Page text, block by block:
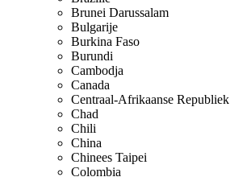
Brunei Darussalam
Bulgarije
Burkina Faso
Burundi
Cambodja
Canada
Centraal-Afrikaanse Republiek
Chad
Chili
China
Chinees Taipei
Colombia